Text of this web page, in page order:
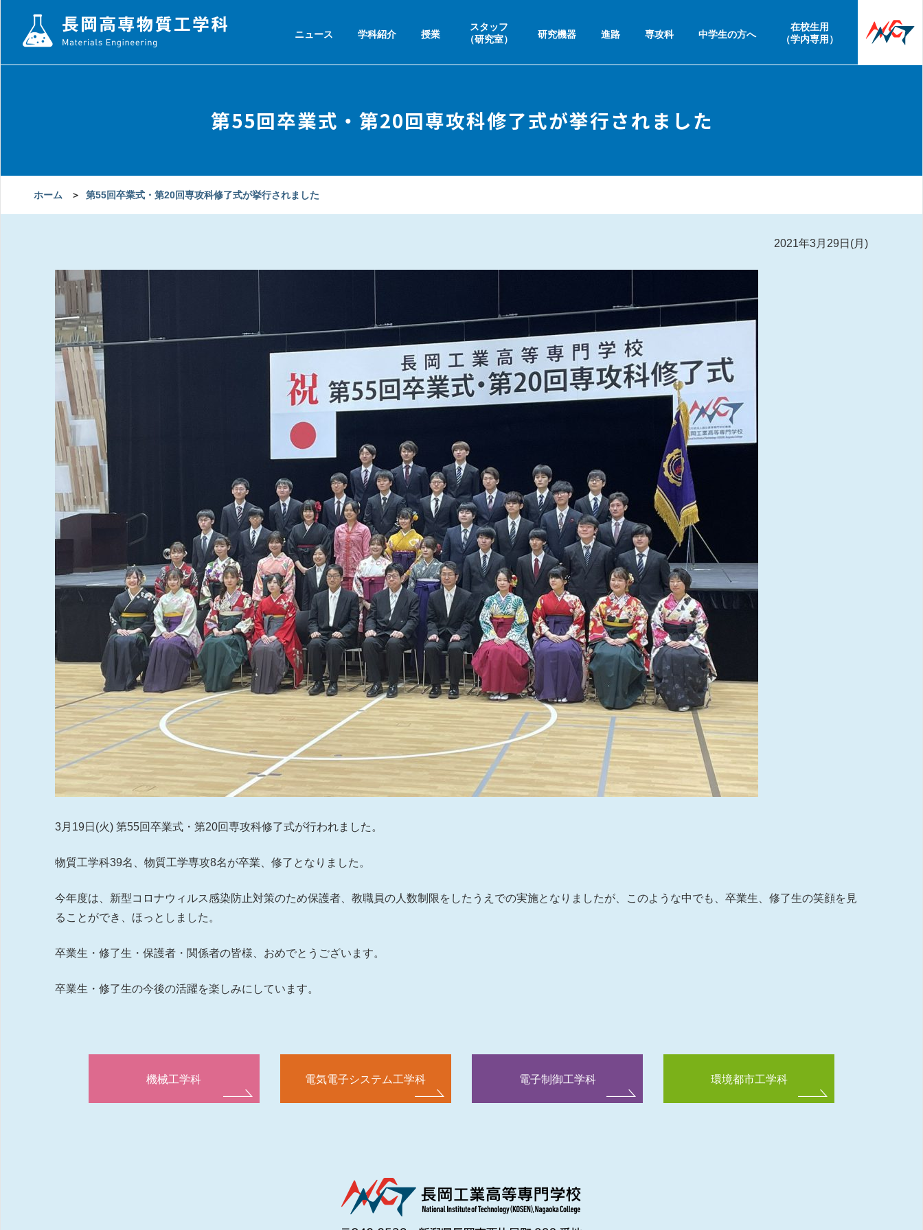
ニュース 学科紹介 授業
スタッフ
（研究室）
研究機器 進路 専攻科 中学生の方へ
在校生用
（学内専用）
第55回卒業式・第20回専攻科修了式が挙行されました
ホーム ＞ 第55回卒業式・第20回専攻科修了式が挙行されました
2021年3月29日(月)
3月19日(火) 第55回卒業式・第20回専攻科修了式が行われました。
物質工学科39名、物質工学専攻8名が卒業、修了となりました。
今年度は、新型コロナウィルス感染防止対策のため保護者、教職員の人数制限をしたうえでの実施となりましたが、このような中でも、卒業生、修了生の笑顔を見
ることができ、ほっとしました。
卒業生・修了生・保護者・関係者の皆様、おめでとうございます。
卒業生・修了生の今後の活躍を楽しみにしています。
機械工学科 電気電子システム工学科 電子制御工学科 環境都市工学科